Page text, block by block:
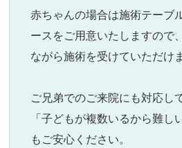
赤ちゃんの場合は施術テーブ
ースをご用意いたしますので
ながら施術を受けていただけ
ご兄弟でのご来院にも対応し
「子どもが複数いるから難
もご安心ください。